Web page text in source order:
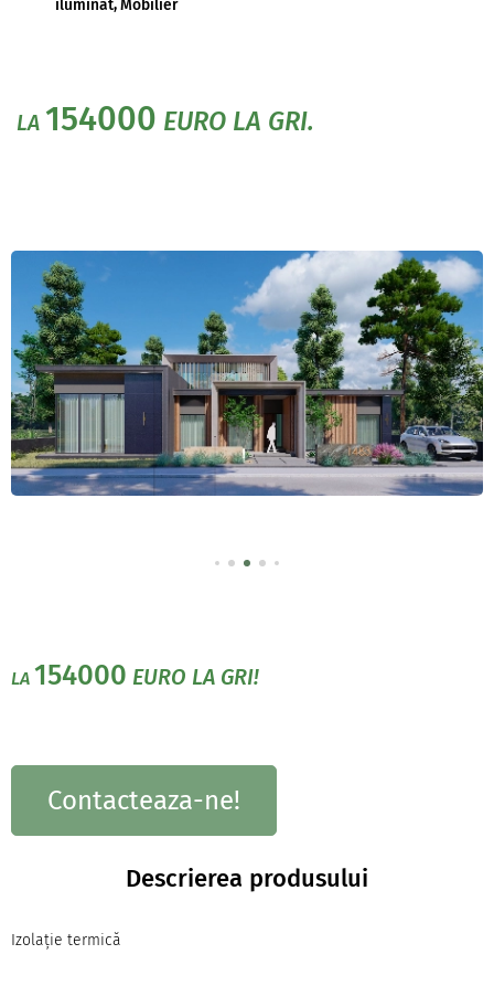
iluminat, Mobilier
LA 154000 EURO LA GRI.
LA 154000 EURO LA GRI!
Contacteaza-ne!
Descrierea produsului
Izolație termică